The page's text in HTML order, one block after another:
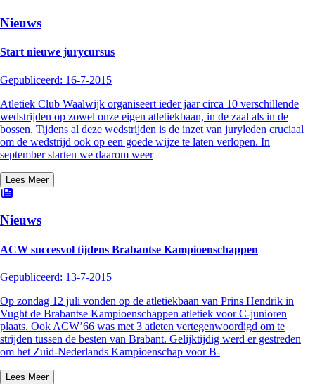
Nieuws
Start nieuwe jurycursus
Gepubliceerd: 16-7-2015
Atletiek Club Waalwijk organiseert ieder jaar circa 10 verschillende
wedstrijden op zowel onze eigen atletiekbaan, in de zaal als in de
bossen. Tijdens al deze wedstrijden is de inzet van juryleden cruciaal
om de wedstrijd ook op een goede wijze te laten verlopen. In
september starten we daarom weer
Lees Meer
Nieuws
ACW succesvol tijdens Brabantse Kampioenschappen
Gepubliceerd: 13-7-2015
Op zondag 12 juli vonden op de atletiekbaan van Prins Hendrik in
Vught de Brabantse Kampioenschappen atletiek voor C-junioren
plaats. Ook ACW’66 was met 3 atleten vertegenwoordigd om te
strijden tussen de besten van Brabant. Gelijktijdig werd er gestreden
om het Zuid-Nederlands Kampioenschap voor B-
Lees Meer